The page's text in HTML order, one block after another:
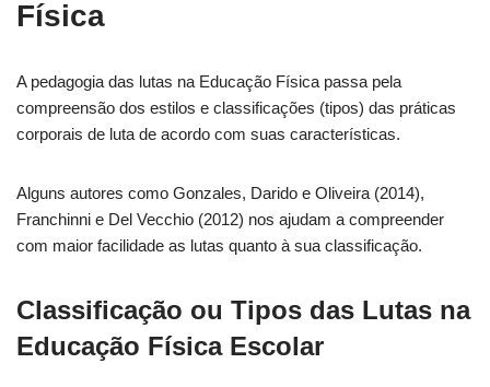
Física
A pedagogia das lutas na Educação Física passa pela
compreensão dos estilos e classificações (tipos) das práticas
corporais de luta de acordo com suas características.
Alguns autores como Gonzales, Darido e Oliveira (2014),
Franchinni e Del Vecchio (2012) nos ajudam a compreender
com maior facilidade as lutas quanto à sua classificação.
Classificação ou Tipos das Lutas na
Educação Física Escolar